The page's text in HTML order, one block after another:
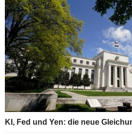
KI, Fed und Yen: die neue